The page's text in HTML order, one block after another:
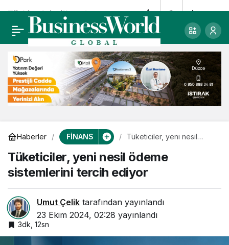
Haberler FİNANS
Tüketiciler, yeni nesil
ediyor
Tüketiciler, yeni nesil ödeme
sistemlerini tercih ediyor
Umut Çelik tarafından yayınlandı
23 Ekim 2024, 02:28 yayınlandı
3dk, 12sn
Türkiye’nin ilk yatırım
fonunun büyüklüğü
100 milyar TL’yi aştı
0 Paylaş